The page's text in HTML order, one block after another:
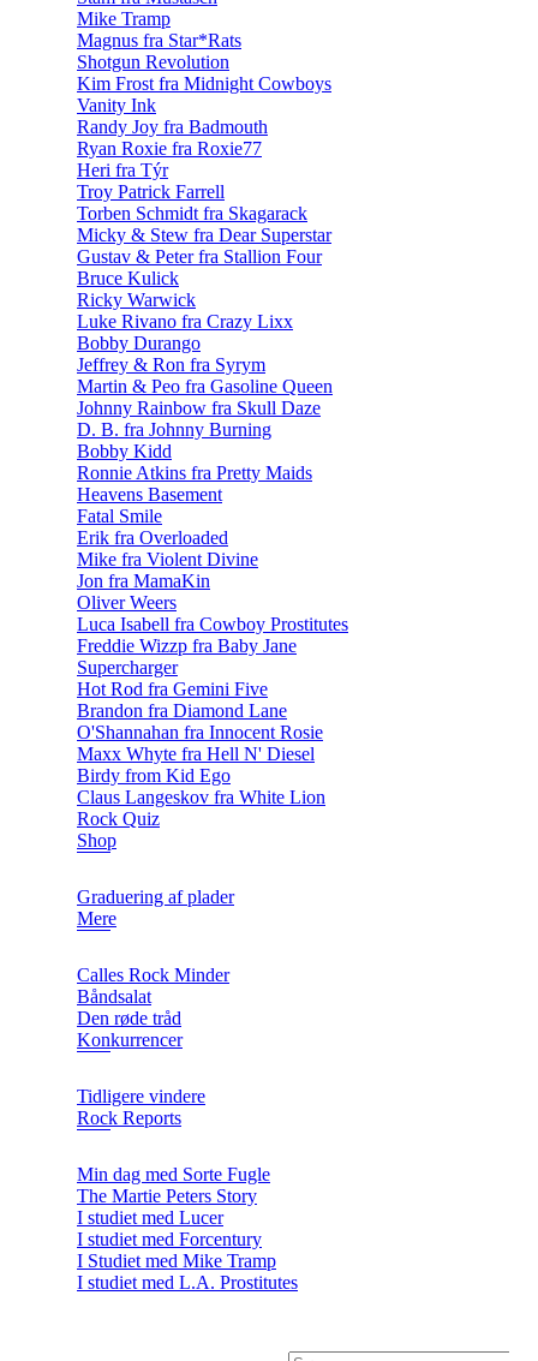
Mike Tramp
Magnus fra Star*Rats
Shotgun Revolution
Kim Frost fra Midnight Cowboys
Vanity Ink
Randy Joy fra Badmouth
Ryan Roxie fra Roxie77
Heri fra Týr
Troy Patrick Farrell
Torben Schmidt fra Skagarack
Micky & Stew fra Dear Superstar
Gustav & Peter fra Stallion Four
Bruce Kulick
Ricky Warwick
Luke Rivano fra Crazy Lixx
Bobby Durango
Jeffrey & Ron fra Syrym
Martin & Peo fra Gasoline Queen
Johnny Rainbow fra Skull Daze
D. B. fra Johnny Burning
Bobby Kidd
Ronnie Atkins fra Pretty Maids
Heavens Basement
Fatal Smile
Erik fra Overloaded
Mike fra Violent Divine
Jon fra MamaKin
Oliver Weers
Luca Isabell fra Cowboy Prostitutes
Freddie Wizzp fra Baby Jane
Supercharger
Hot Rod fra Gemini Five
Brandon fra Diamond Lane
O'Shannahan fra Innocent Rosie
Maxx Whyte fra Hell N' Diesel
Birdy from Kid Ego
Claus Langeskov fra White Lion
Rock Quiz
Shop
Graduering af plader
Mere
Calles Rock Minder
Båndsalat
Den røde tråd
Konkurrencer
Tidligere vindere
Rock Reports
Min dag med Sorte Fugle
The Martie Peters Story
I studiet med Lucer
I studiet med Forcentury
I Studiet med Mike Tramp
I studiet med L.A. Prostitutes